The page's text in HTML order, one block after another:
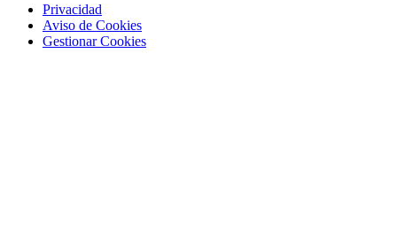
Privacidad
Aviso de Cookies
Gestionar Cookies